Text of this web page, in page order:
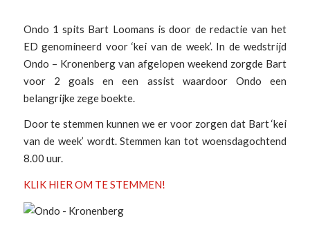
Ondo 1 spits Bart Loomans is door de redactie van het
ED genomineerd voor ‘kei van de week’. In de wedstrijd
Ondo – Kronenberg van afgelopen weekend zorgde Bart
voor 2 goals en een assist waardoor Ondo een
belangrijke zege boekte.
Door te stemmen kunnen we er voor zorgen dat Bart ‘kei
van de week’ wordt. Stemmen kan tot woensdagochtend
8.00 uur.
KLIK HIER OM TE STEMMEN!